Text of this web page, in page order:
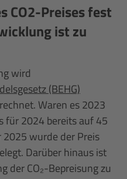
CO2-Preises fest
ist zu
wird
(BEHG)
Waren es 2023
für 2024 bereits auf 45
2025 wurde der Preis
Darüber hinaus ist
der CO₂-Bepreisung zu